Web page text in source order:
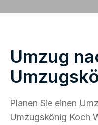
Umzug
Planen Sie einen
Umzugskönig Koch